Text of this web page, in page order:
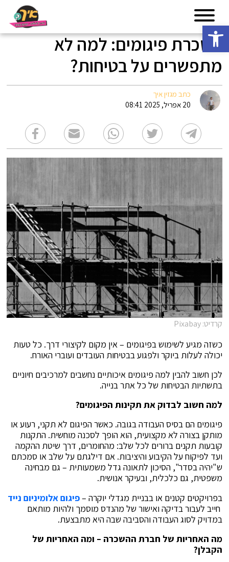
פתח סרגל נגישות
השכרת פיגומים: למה לא
מתפשרים על בטיחות?
כתב מגזין איך
20 אפריל, 2025 08:41
קרדיט: Pixabay
כשזה מגיע לשימוש בפיגומים – אין מקום לקיצורי דרך. כל טעות
יכולה לעלות ביוקר ולפגוע בבטיחות העובדים ועוברי האורח.
לכן חשוב להבין למה פיגומים איכותיים נחשבים למרכיבים חיוניים
בתשתיות הבטיחות של כל אתר בנייה.
למה חשוב לבדוק את תקינות הפיגומים?
פיגומים הם בסיס העבודה בגובה. כאשר הפיגום לא תקני, רעוע או
מותקן בצורה לא מקצועית, הוא הופך לסכנה מוחשית. התקנות
קובעות תקנים ברורים לכל שלב: מהחומרים, דרך שיטת ההקמה
ועד לפיקוח על הקיבוע והיציבות. אם דילגתם על שלב או סמכתם
ש"יהיה בסדר", הסיכון לתאונה גדל משמעותית – גם מבחינה
משפטית, גם כלכלית, ובעיקר אנושית.
בפרויקטים קטנים או בבניית מגדלי יוקרה –פיגום אלומיניום נייד
חייב לעבור בדיקה ואישור של מהנדס מוסמך ולהיות מותאם
במדויק לסוג העבודה והסביבה שבה היא מתבצעת.
מה האחריות של חברת ההשכרה – ומה האחריות של
הקבלן?